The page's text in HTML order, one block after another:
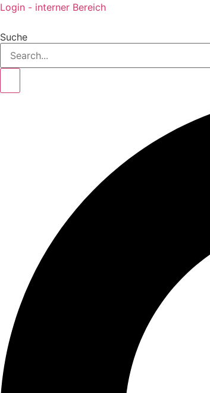
Login - interner Bereich
Suche